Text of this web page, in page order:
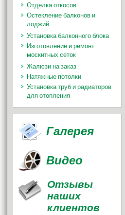
Отделка откосов
Остекление балконов и
лоджий
Установка балконного блока
Изготовление и ремонт
москитных сеток
Жалюзи на заказ
Натяжные потолки
Установка труб и радиаторов
для отопления
Галерея
Видео
Отзывы
наших
клиентов